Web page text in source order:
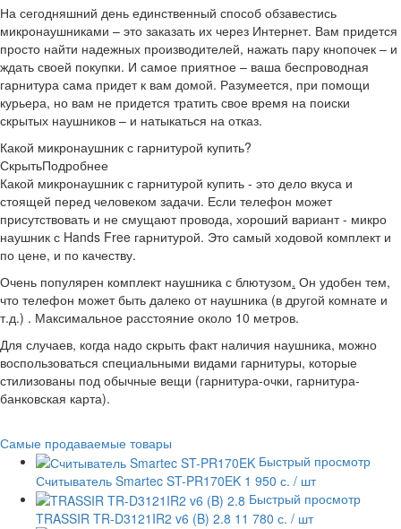
На сегодняшний день единственный способ обзавестись
микронаушниками – это заказать их через Интернет. Вам придется
просто найти надежных производителей, нажать пару кнопочек – и
ждать своей покупки. И самое приятное – ваша беспроводная
гарнитура сама придет к вам домой. Разумеется, при помощи
курьера, но вам не придется тратить свое время на поиски
скрытых наушников – и натыкаться на отказ.
Какой микронаушник с гарнитурой купить?
СкрытьПодробнее
Какой микронаушник с гарнитурой купить - это дело вкуса и
стоящей перед человеком задачи. Если телефон может
присутствовать и не смущают провода, хороший вариант - микро
наушник с Hands Free гарнитурой. Это самый ходовой комплект и
по цене, и по качеству.
Очень популярен комплект наушника с блютузом. Он удобен тем,
что телефон может быть далеко от наушника (в другой комнате и
т.д.) . Максимальное расстояние около 10 метров.
Для случаев, когда надо скрыть факт наличия наушника, можно
воспользоваться специальными видами гарнитуры, которые
стилизованы под обычные вещи (гарнитура-очки, гарнитура-
банковская карта).
Самые продаваемые товары
Быстрый просмотр
Считыватель Smartec ST-PR170EK 1 950 с. / шт
Быстрый просмотр
TRASSIR TR-D3121IR2 v6 (B) 2.8 11 780 с. / шт